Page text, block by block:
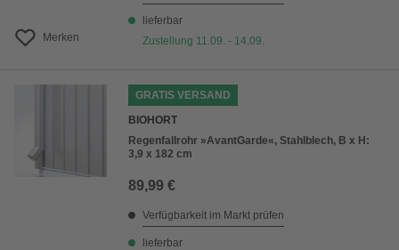
Merken
lieferbar
Zustellung 11.09. - 14.09.
GRATIS VERSAND
BIOHORT
Regenfallrohr »AvantGarde«, Stahlblech, B x H:
3,9 x 182 cm
89,99 €
Verfügbarkeit im Markt prüfen
lieferbar